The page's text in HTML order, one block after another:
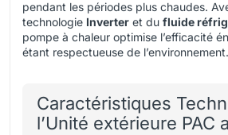
pendant les périodes plus chaudes.
technologie Inverter et du fluide
pompe à chaleur optimise l’efficacité
étant respectueuse de l’environnement.
Caractéristiques
l’Unité extérieure PAC